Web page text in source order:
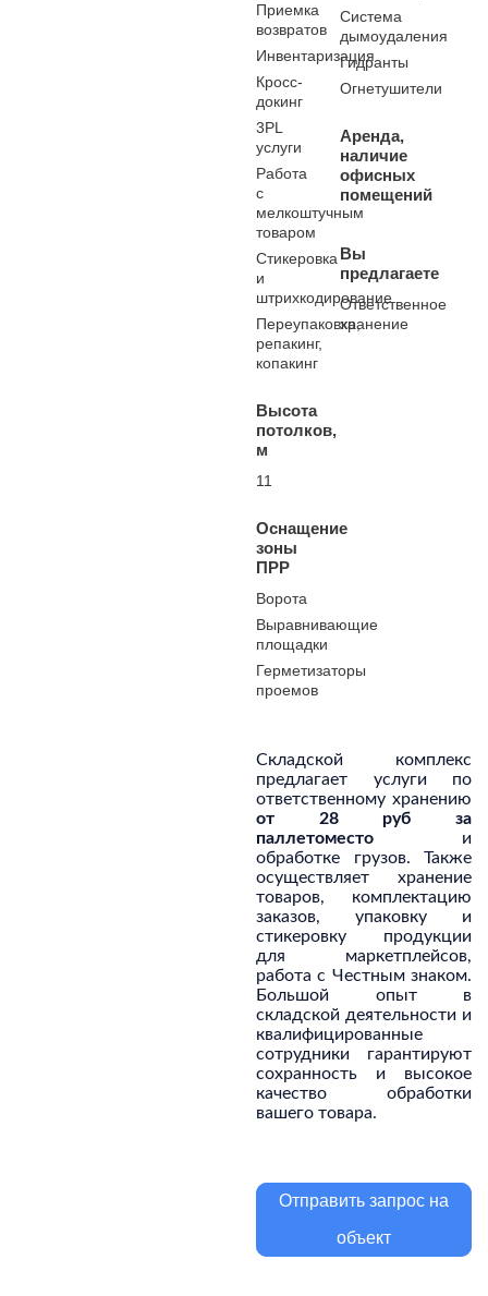
Приемка
возвратов
Инвентаризация
Кросс-
докинг
3PL
услуги
Работа
с
мелкоштучным
товаром
Стикеровка
и
штрихкодирование
Переупаковка,
репакинг,
копакинг
Высота
потолков,
м
11
Оснащение
зоны
ПРР
Ворота
Выравнивающие
площадки
Герметизаторы
проемов
Система
дымоудаления
Гидранты
Огнетушители
Аренда,
наличие
офисных
помещений
Вы
предлагаете
Ответственное
хранение
Складской комплекс
предлагает услуги по
ответственному хранению
от 28 руб за
паллетоместо и
обработке грузов. Также
осуществляет хранение
товаров, комплектацию
заказов, упаковку и
стикеровку продукции
для маркетплейсов,
работа с Честным знаком.
Большой опыт в
складской деятельности и
квалифицированные
сотрудники гарантируют
сохранность и высокое
качество обработки
вашего товара.
Отправить запрос на
объект